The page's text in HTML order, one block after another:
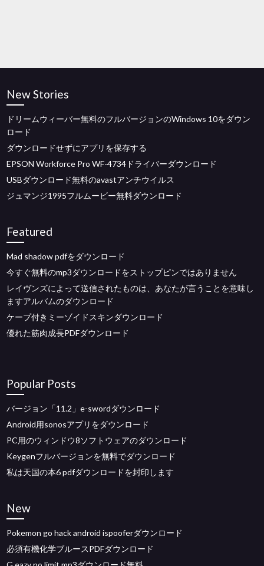
New Stories
ドリームウィーバー無料のフルバージョンのWindows 10をダウン
ロード
ダウンロードせずにアプリを保存する
EPSON Workforce Pro WF-4734ドライバーダウンロード
USBダウンロード無料のavastアンチウイルス
ジュマンジ1995フルムービー無料ダウンロード
Featured
Mad shadow pdfをダウンロード
今すぐ無料のmp3ダウンロードをストップピンではありません
レイヴンズによって送信されたものは、あなたが言うことを意味し
ますアルバムのダウンロード
ケープ付きミーゾイドスキンダウンロード
優れた筋肉成長PDFダウンロード
Popular Posts
バージョン「11.2」e-swordダウンロード
Android用sonosアプリをダウンロード
PC用のウィンドウ8ソフトウェアのダウンロード
Keygenフルバージョンを無料でダウンロード
私は天国の本6 pdfダウンロードを封印します
New
Pokemon go hack android ispooferダウンロード
必須有機化学ブルースPDFダウンロード